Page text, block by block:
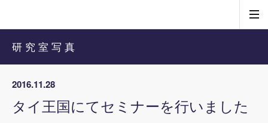
研究室写真
2016.11.28
タイ王国にてセミナーを行いました